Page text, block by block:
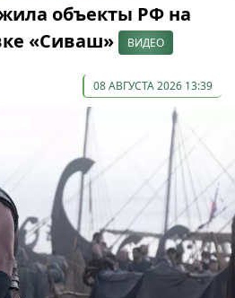
объекты РФ на
«Сиваш»
ВИДЕО
08 АВГУСТА 2026 13:39